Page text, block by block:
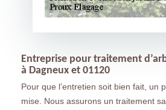
Entreprise pour traitement
à Dagneux et 01120
Pour que l’entretien soit bien fait, un
mise. Nous assurons un traitement